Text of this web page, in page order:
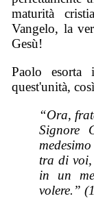
maturità
Vangelo, la
Gesù!
Paolo esorta
quest'unità,
“Ora,
Signore
tra di voi,
in un
volere.”